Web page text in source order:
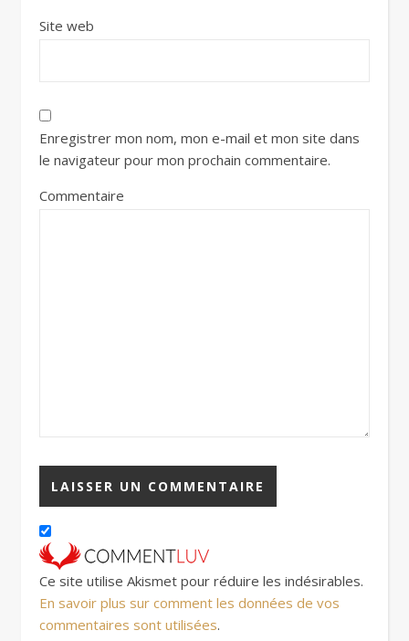
Site web
Enregistrer mon nom, mon e-mail et mon site dans
le navigateur pour mon prochain commentaire.
Commentaire
Ce site utilise Akismet pour réduire les indésirables.
En savoir plus sur comment les données de vos
commentaires sont utilisées.